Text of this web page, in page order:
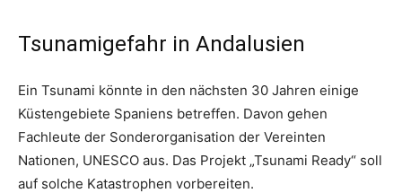
Tsunamigefahr in Andalusien
Ein Tsunami könnte in den nächsten 30 Jahren einige
Küstengebiete Spaniens betreffen. Davon gehen
Fachleute der Sonderorganisation der Vereinten
Nationen, UNESCO aus. Das Projekt „Tsunami Ready“ soll
auf solche Katastrophen vorbereiten.